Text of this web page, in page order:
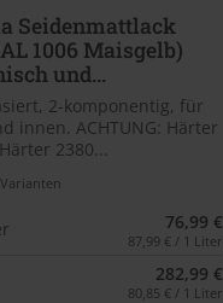
Seidenmattlack
1006 Maisgelb)
und...
2-komponentig, für
innen. ACHTUNG: Härter
2380...
76,99 €
87,99 € / 1 Liter
282,99 €
80,85 € / 1 Liter